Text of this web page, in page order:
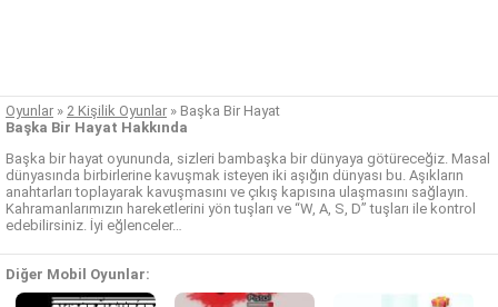
Oyunlar » 2 Kişilik Oyunlar » Başka Bir Hayat
Başka Bir Hayat Hakkında
Başka bir hayat oyununda, sizleri bambaşka bir dünyaya götüreceğiz. Masal
dünyasında birbirlerine kavuşmak isteyen iki aşığın dünyası bu. Aşıkların
anahtarları toplayarak kavuşmasını ve çıkış kapısına ulaşmasını sağlayın.
Kahramanlarımızın hareketlerini yön tuşları ve “W, A, S, D” tuşları ile kontrol
edebilirsiniz. İyi eğlenceler…
Diğer Mobil Oyunlar: